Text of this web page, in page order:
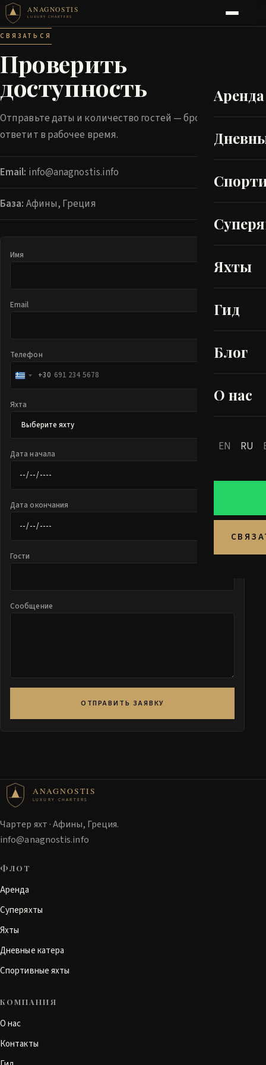
ANAGNOSTIS
LUXURY CHARTERS
Аренда
Яхты
Гид
Блог
О нас
EN RU
СВЯЗАТЬСЯ
Проверить
доступность
Отправьте даты и количество гостей — брокер
ответит в рабочее время.
Email: info@anagnostis.info
База: Афины, Греция
Имя
Email
Телефон
Greece
+30
+30
Яхта
Дата начала
Дата окончания
Гости
Сообщение
ОТПРАВИТЬ ЗАЯВКУ
ANAGNOSTIS
LUXURY CHARTERS
Чартер яхт · Афины, Греция.
info@anagnostis.info
ФЛОТ
Аренда
Суперяхты
Яхты
Дневные катера
Спортивные яхты
КОМПАНИЯ
О нас
Контакты